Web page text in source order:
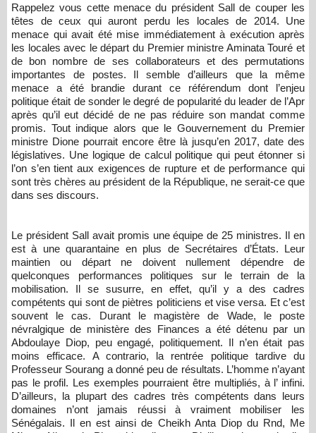
Rappelez vous cette menace du président Sall de couper les
têtes de ceux qui auront perdu les locales de 2014. Une
menace qui avait été mise immédiatement à exécution après
les locales avec le départ du Premier ministre Aminata Touré et
de bon nombre de ses collaborateurs et des permutations
importantes de postes. Il semble d’ailleurs que la même
menace a été brandie durant ce référendum dont l’enjeu
politique était de sonder le degré de popularité du leader de l’Apr
après qu’il eut décidé de ne pas réduire son mandat comme
promis. Tout indique alors que le Gouvernement du Premier
ministre Dione pourrait encore être là jusqu’en 2017, date des
législatives. Une logique de calcul politique qui peut étonner si
l’on s’en tient aux exigences de rupture et de performance qui
sont très chères au président de la République, ne serait-ce que
dans ses discours.
Le président Sall avait promis une équipe de 25 ministres. Il en
est à une quarantaine en plus de Secrétaires d’États. Leur
maintien ou départ ne doivent nullement dépendre de
quelconques performances politiques sur le terrain de la
mobilisation. Il se susurre, en effet, qu’il y a des cadres
compétents qui sont de piètres politiciens et vise versa. Et c’est
souvent le cas. Durant le magistère de Wade, le poste
névralgique de ministère des Finances a été détenu par un
Abdoulaye Diop, peu engagé, politiquement. Il n’en était pas
moins efficace. A contrario, la rentrée politique tardive du
Professeur Sourang a donné peu de résultats. L’homme n’ayant
pas le profil. Les exemples pourraient être multipliés, à l’ infini.
D’ailleurs, la plupart des cadres très compétents dans leurs
domaines n’ont jamais réussi à vraiment mobiliser les
Sénégalais. Il en est ainsi de Cheikh Anta Diop du Rnd, Me